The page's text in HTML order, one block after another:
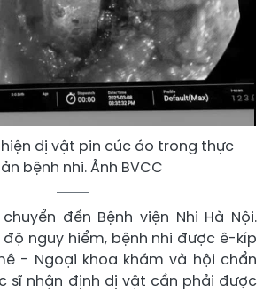
dị vật pin cúc áo trong thực
bệnh nhi. Ảnh BVCC
đến Bệnh viện Nhi Hà Nội.
nguy hiểm, bệnh nhi được ê-kíp
- Ngoại khoa khám và hội chẩn
sĩ nhận định dị vật cần phải được